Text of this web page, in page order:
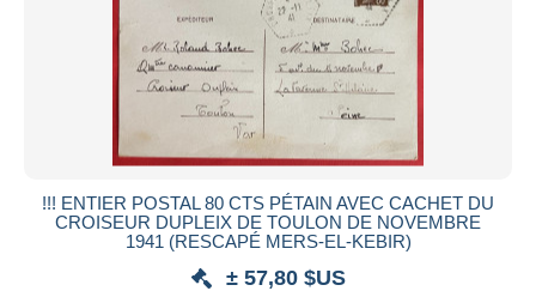
!!! ENTIER POSTAL 80 CTS PÉTAIN AVEC CACHET DU
CROISEUR DUPLEIX DE TOULON DE NOVEMBRE
1941 (RESCAPÉ MERS-EL-KEBIR)
± 57,80 $US